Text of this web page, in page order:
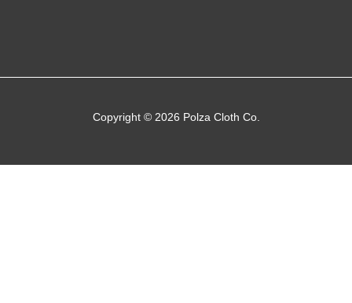
Copyright © 2026 Polza Cloth Co.